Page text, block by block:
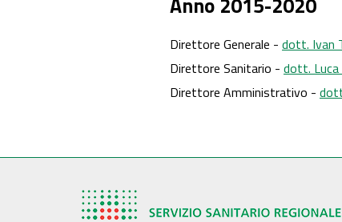
Direttore Generale - dott. Ivan
Direttore Sanitario - dott. Luca
Direttore Amministrativo -